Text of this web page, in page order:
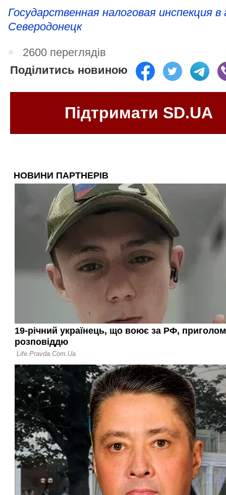
Государственная налоговая инспекция в
Северодонецк
2600 переглядів
Поділитись новиною
Підтримати SD.UA